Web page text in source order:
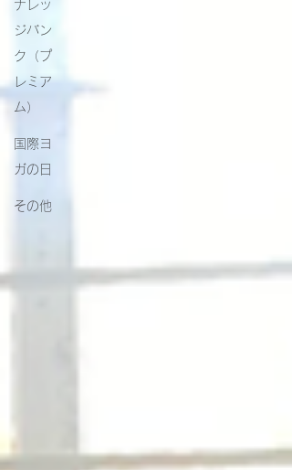
ナレッ
ジバン
ク（プ
レミア
ム）
国際ヨ
ガの日
その他